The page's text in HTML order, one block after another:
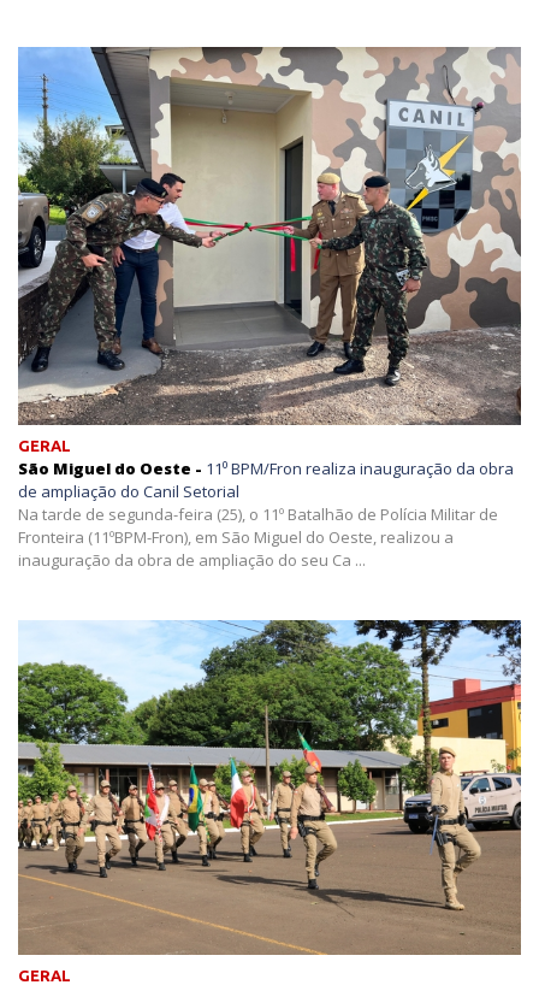
GERAL
São Miguel do Oeste - 11⁰ BPM/Fron realiza inauguração da obra
de ampliação do Canil Setorial
Na tarde de segunda-feira (25), o 11º Batalhão de Polícia Militar de
Fronteira (11ºBPM-Fron), em São Miguel do Oeste, realizou a
inauguração da obra de ampliação do seu Ca ...
GERAL